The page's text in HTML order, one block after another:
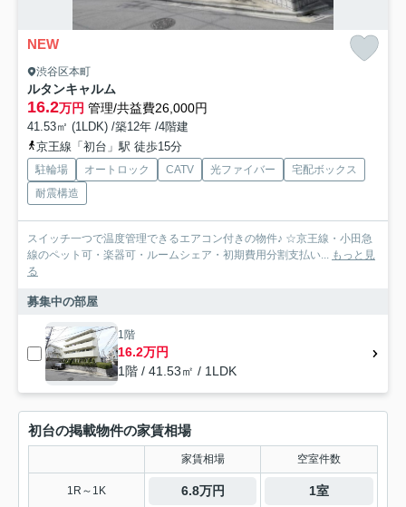
NEW
渋谷区本町
ルタンキャルム
16.2万円 管理/共益費26,000円
41.53㎡ (1LDK) /築12年 /4階建
京王線「初台」駅 徒歩15分
駐輪場 オートロック CATV 光ファイバー
宅配ボックス
耐震構造
スイッチ一つで温度管理できるエアコン付きの物件♪ ☆京王線・小田急
線のペット可・楽器可・ルームシェア・初期費用分割支払い... もっと見
る
募集中の部屋
1階
16.2万円
1階 / 41.53㎡ / 1LDK
初台の掲載物件の家賃相場
家賃相場 空室件数
1R～1K 6.8万円 1室